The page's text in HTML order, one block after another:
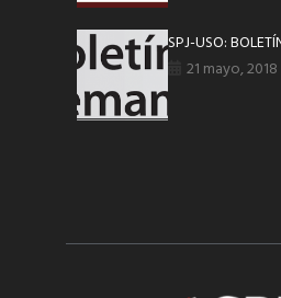
SPJ-USO:
21 mayo, 2018